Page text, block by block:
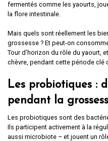
fermentés comme les yaourts,
la flore intestinale.
Mais quels sont réellement les
grossesse ? Et peut-on
Tour d’horizon du rôle du yaourt,
chèvre, pendant cette période clé
Les probiotiques :
pendant la
Les probiotiques sont des
Ils participent activement à la
aussi microbiote – et jouent un